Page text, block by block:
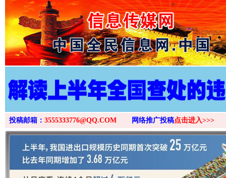
>
投稿邮箱： 3555333776@QQ.COM 网络推广投稿点击进入>>>